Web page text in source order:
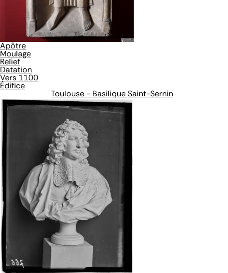
Apôtre
Moulage
Relief
Datation
Vers 1100
Édifice
Toulouse - Basilique Saint-Sernin